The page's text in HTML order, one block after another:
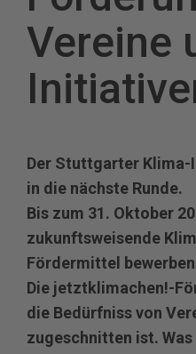
Vereine
Der Stuttgarter
in die nächste Runde.
Bis zum 31. Oktober
zukunftsweisende
Fördermittel
Die jetztklimachen!-
die Bedürfniss von
zugeschnitten ist.